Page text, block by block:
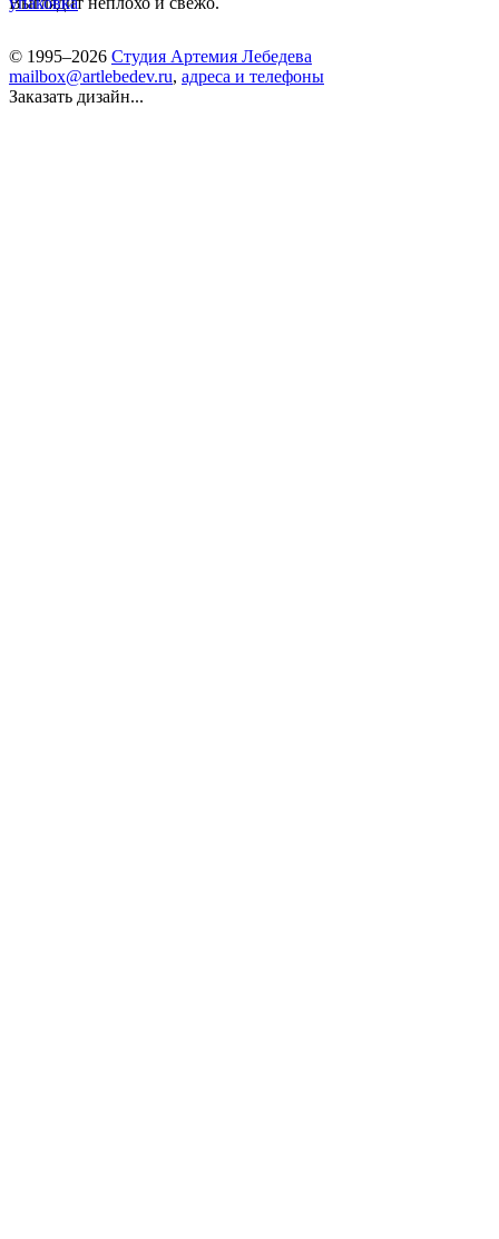
© 1995–2026 Студия Артемия Лебедева
mailbox@artlebedev.ru, адреса и телефоны
Заказать дизайн...